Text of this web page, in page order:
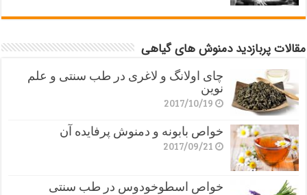
مقالات پربازدید دمنوش های گیاهی
چای اولانگ و لاغری در طب سنتی و علم
نوین
2017/10/19
خواص بابونه و دمنوش پرفایده آن
2017/09/21
خواص اسطوخودوس در طب سنتی